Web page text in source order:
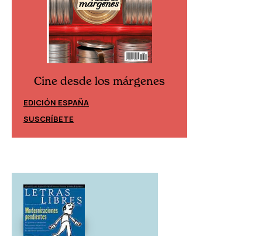
Cine desde los márgenes
EDICIÓN ESPAÑA
SUSCRÍBETE